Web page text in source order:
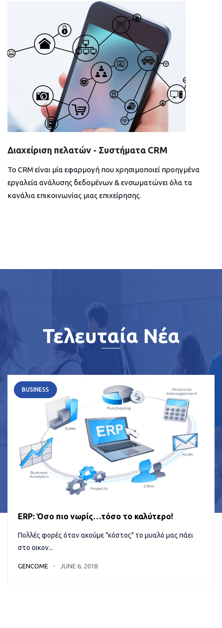
Διαχείριση πελατών - Συστήματα CRM
Το CRM είναι μία εφαρμογή που χρησιμοποιεί προηγμένα
εργαλεία ανάλυσης δεδομένων & ενσωματώνει όλα τα
κανάλια επικοινωνίας μιας επιχείρησης.
Τελευταία Νέα
BUSINESS
ERP: Όσο πιο νωρίς…τόσο το καλύτερο!
Πολλές φορές όταν ακούμε "κόστος" το μυαλό μας πάει
στο οικον...
GENCOME JUNE 6, 2018